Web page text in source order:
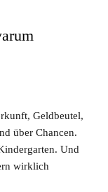
Geldbeutel,
über Chancen.
Und
wirklich